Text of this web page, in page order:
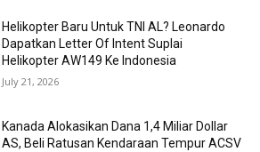
Helikopter Baru Untuk TNI AL? Leonardo
Dapatkan Letter Of Intent Suplai
Helikopter AW149 Ke Indonesia
July 21, 2026
Kanada Alokasikan Dana 1,4 Miliar Dollar
AS, Beli Ratusan Kendaraan Tempur ACSV